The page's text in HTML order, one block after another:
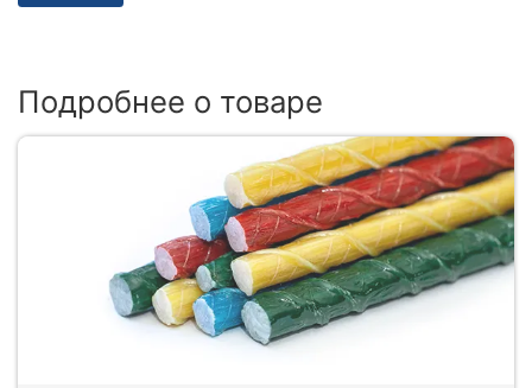
Подробнее о товаре